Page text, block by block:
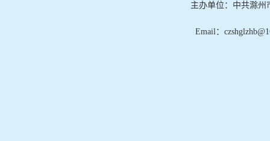
主办单位：中共滁州
Email：